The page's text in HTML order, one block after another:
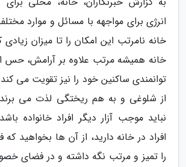
انرژی برای مواجهه با مسائل و موارد
خانه نامرتب این امکان را تا میزان
خانه همیشه مرتب علاوه بر آرامش، حس
توانمندی ساکنین خود را نیز تقویت می
از شلوغی و به هم ریختگی لذت می
نباید موجب آزار دیگر افراد خانواده
افراد در خانه دارید، از آن ها بخواهید
را تمیز و مرتب نگه داشته و در فضای